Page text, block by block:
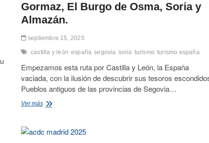
en
días.
Gormaz, El Burgo de Osma, Soria y
Almazán.
septiembre 15, 2025
castilla y león españa segovia soria turismo turismo españa
Empezamos esta ruta por Castilla y León, la España
vaciada, con la ilusión de descubrir sus tesoros
Pueblos antiguos de las provincias de Segovia…
Ver másRuta
y